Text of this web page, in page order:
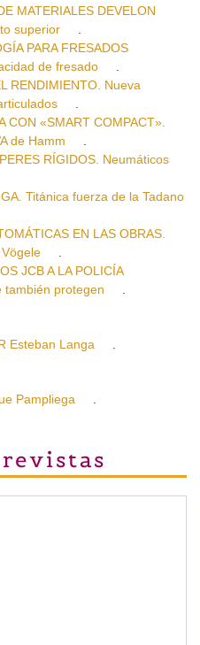
MATERIALES DEVELON
superior
PARA FRESADOS
de fresado
RENDIMIENTO. Nueva
CON «SMART COMPACT».
de Hamm
RÍGIDOS. Neumáticos
Titánica fuerza de la Tadano
EN LAS OBRAS.
JCB A LA POLICÍA
también protegen
Esteban Langa
Pampliega